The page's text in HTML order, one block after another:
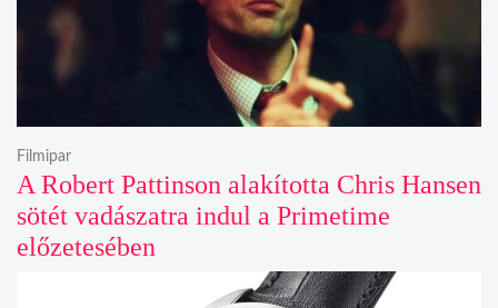
A Robert Pattinson alakította Chris Hansen
sötét vadászatra indul a Primetime
előzetesében
Filmipar